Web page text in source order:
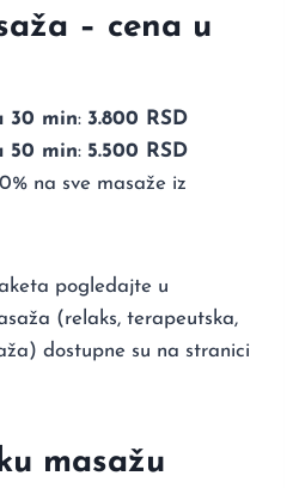
– cena u
30 min: 3.800 RSD
50 min: 5.500 RSD
na sve masaže iz
pogledajte u
(relaks, terapeutska,
dostupne su na stranici
masažu